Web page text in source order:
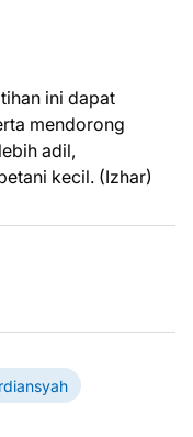
ini dapat
mendorong
adil,
kecil. (Izhar)